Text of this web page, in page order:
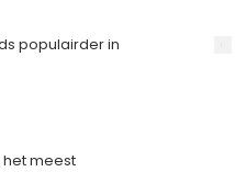
populairder in
meest